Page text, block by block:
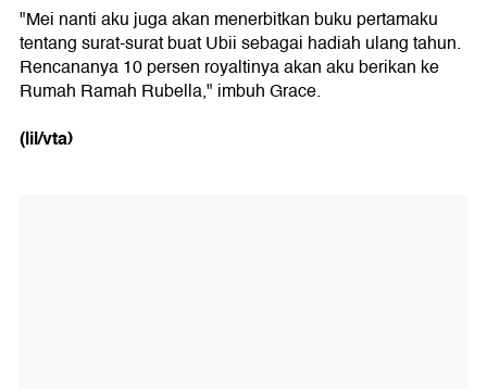
"Mei nanti aku juga akan menerbitkan buku pertamaku
tentang surat-surat buat Ubii sebagai hadiah ulang tahun.
Rencananya 10 persen royaltinya akan aku berikan ke
Rumah Ramah Rubella," imbuh Grace.
(lil/vta)